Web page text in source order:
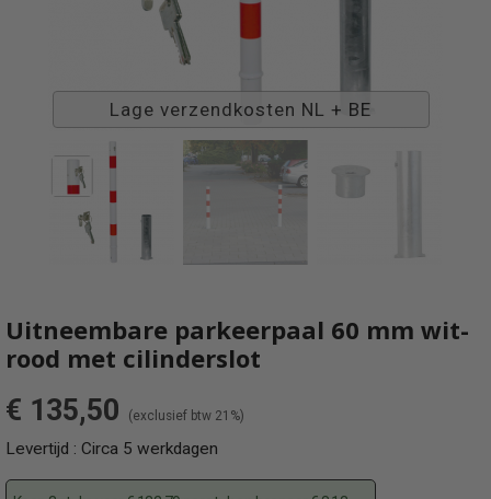
Lage verzendkosten NL + BE
Uitneembare parkeerpaal 60 mm wit-
rood met cilinderslot
€ 135,50 (exclusief btw 21%)
Levertijd : Circa 5 werkdagen